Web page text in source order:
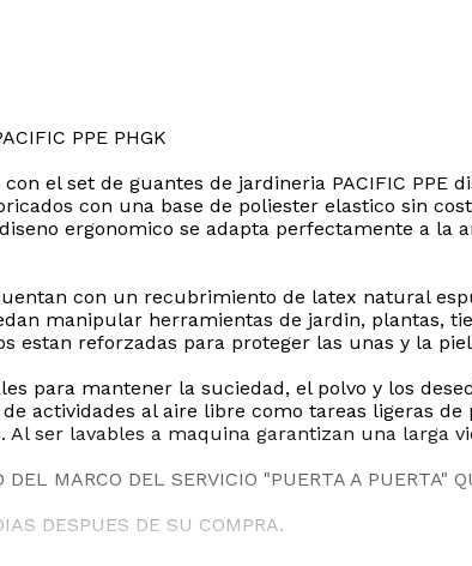
PPE PHGK
el set de guantes de jardineria PACIFIC
con una base de poliester elastico sin
ergonomico se adapta perfectamente a
con un recubrimiento de latex natural
manipular herramientas de jardin, plantas,
estan reforzadas para proteger las unas y la
para mantener la suciedad, el polvo y los
actividades al aire libre como tareas ligeras
Al ser lavables a maquina garantizan una
MARCO DEL SERVICIO "PUERTA A PUERTA"
DESPUES DE SU COMPRA.